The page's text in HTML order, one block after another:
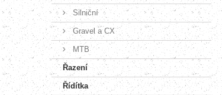
Silniční
Gravel a CX
MTB
Řazení
Řídítka